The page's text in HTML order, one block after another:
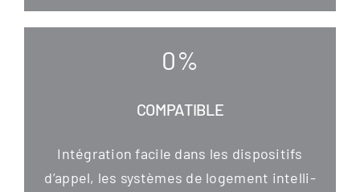
0%
COMPATIBLE
Inté­gra­ti­on faci­le dans les dis­po­si­tifs
d’appel, les sys­tè­mes de loge­ment intel­li­